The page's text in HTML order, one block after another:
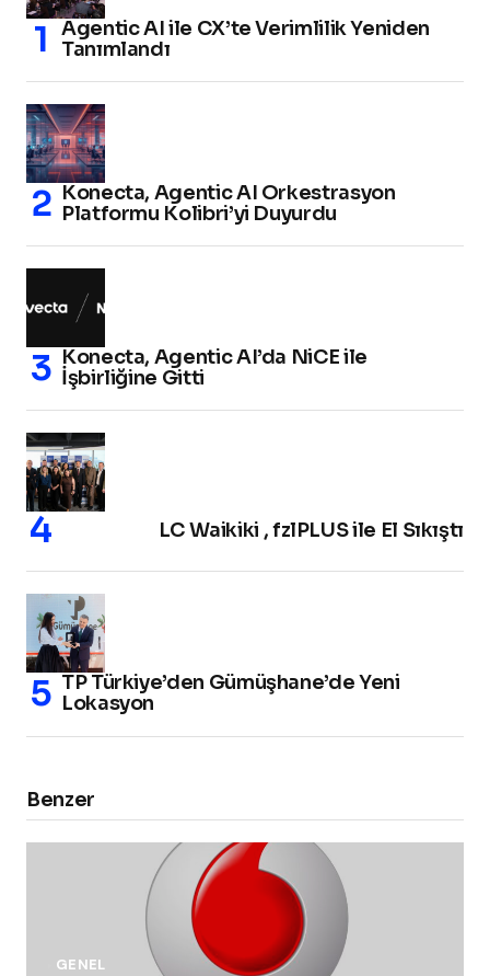
Agentic AI ile CX’te Verimlilik Yeniden
Tanımlandı
Konecta, Agentic AI Orkestrasyon
Platformu Kolibri’yi Duyurdu
Konecta, Agentic AI’da NiCE ile
İşbirliğine Gitti
LC Waikiki , fzlPLUS ile El Sıkıştı
TP Türkiye’den Gümüşhane’de Yeni
Lokasyon
Benzer
GENEL